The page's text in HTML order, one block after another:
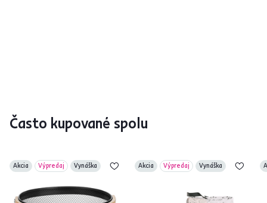
Často kupované spolu
Akcia Výpredaj Vynáška Akcia Výpredaj Vynáška